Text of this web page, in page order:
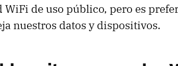
WiFi de uso público, pero es
nuestros datos y dispositivos.